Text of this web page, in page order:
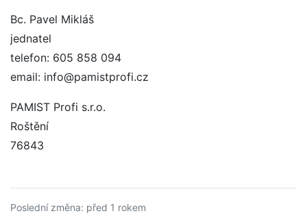
Bc. Pavel Mikláš
jednatel
telefon: 605 858 094
email: info@pamistprofi.cz
PAMIST Profi s.r.o.
Roštění
76843
Poslední změna: před 1 rokem